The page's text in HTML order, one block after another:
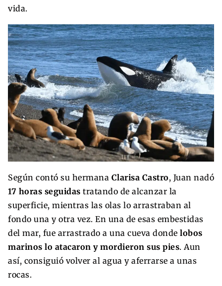
vida.
Según contó su hermana Clarisa Castro, Juan nadó
17 horas seguidas tratando de alcanzar la
superficie, mientras las olas lo arrastraban al
fondo una y otra vez. En una de esas embestidas
del mar, fue arrastrado a una cueva donde lobos
marinos lo atacaron y mordieron sus pies. Aun
así, consiguió volver al agua y aferrarse a unas
rocas.